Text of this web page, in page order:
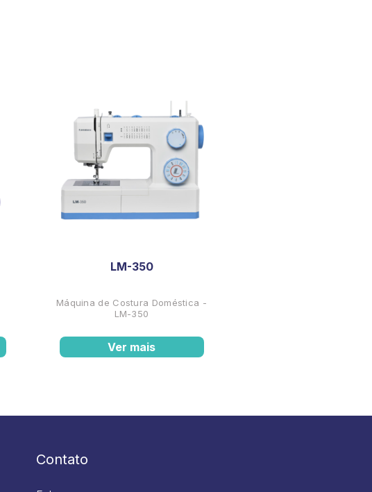
LM-350
Máquina de Costura Doméstica -
LM-350
Ver mais
Contato